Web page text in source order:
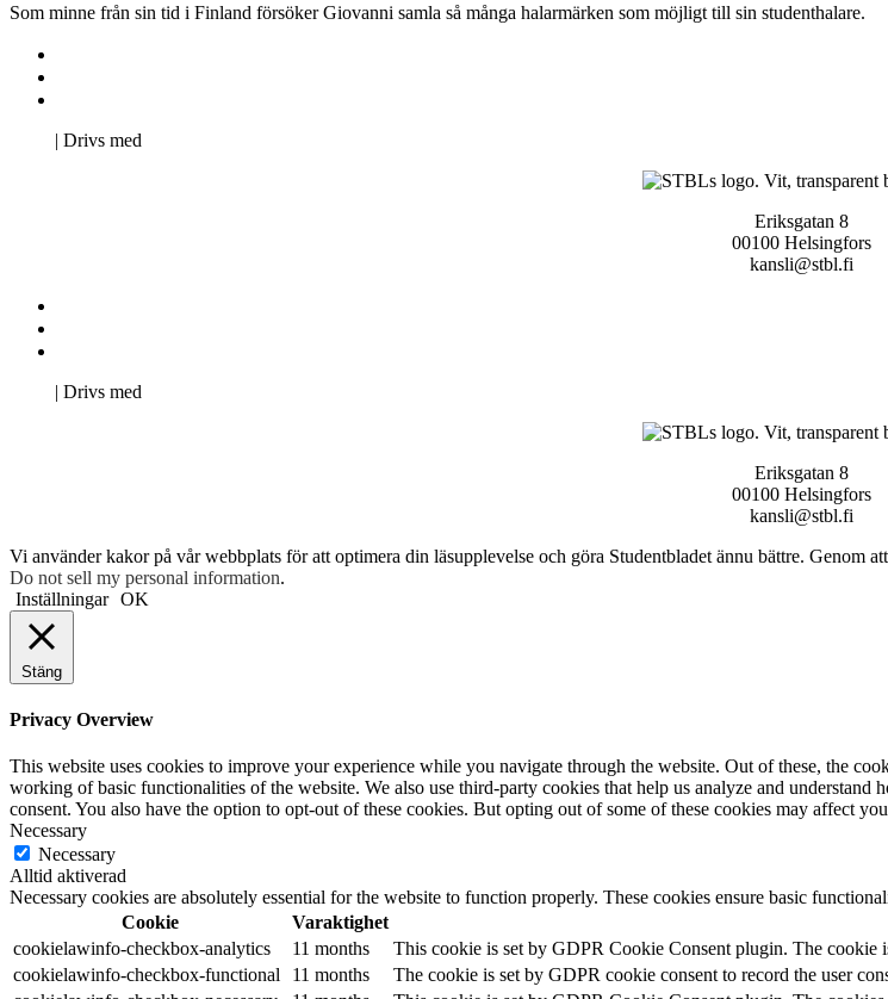
Som minne från sin tid i Finland försöker Giovanni samla så många halarmärken som möjligt till sin studenthalare.
| Drivs med
Eriksgatan 8
00100 Helsingfors
kansli@stbl.fi
| Drivs med
Eriksgatan 8
00100 Helsingfors
kansli@stbl.fi
Vi använder kakor på vår webbplats för att optimera din läsupplevelse och göra Studentbladet ännu bättre. Genom
Do not sell my personal information.
Inställningar OK
Stäng
Privacy Overview
This website uses cookies to improve your experience while you navigate through the website. Out of these, the
working of basic functionalities of the website. We also use third-party cookies that help us analyze and
consent. You also have the option to opt-out of these cookies. But opting out of some of these cookies may affect
Necessary
Necessary
Alltid aktiverad
Necessary cookies are absolutely essential for the website to function properly. These cookies ensure basic
Cookie
Varaktighet
cookielawinfo-checkbox-analytics
11 months
This cookie is set by GDPR Cookie Consent plugin. The cookie
cookielawinfo-checkbox-functional
11 months
The cookie is set by GDPR cookie consent to record the user